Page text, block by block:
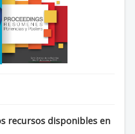
recursos disponibles en